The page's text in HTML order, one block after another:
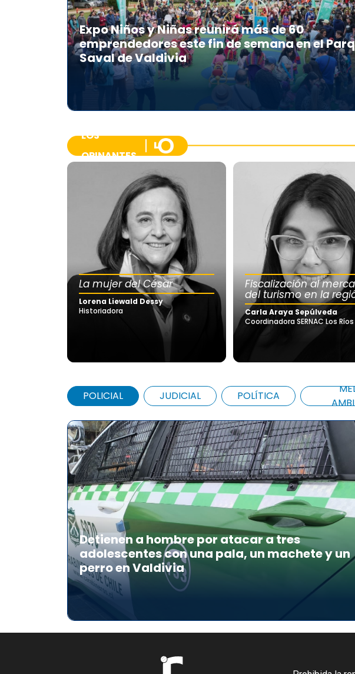
Expo Niños y Niñas reunirá más de 60
emprendedores este fin de semana en el
Saval de Valdivia
LOS
OPINANTES
La mujer del César
Lorena Liewald Dessy
Historiadora
Fiscalización al
del turismo en la
Carla Araya Sepúlveda
Coordinadora SERNAC Los Ríos
POLICIAL JUDICIAL POLÍTICA
Detienen a hombre por atacar a tres
adolescentes con una pala, un machete y un
perro en Valdivia